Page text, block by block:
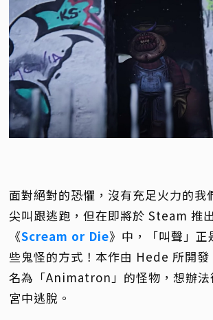
面對絕對的恐懼，沒有充足火力的我
尖叫跟逃跑，但在即將於 Steam 推
《Scream or Die》中，「叫聲」正
些鬼怪的方式！本作由 Hede 所開
名為「Animatron」的怪物，想辦法
宮中逃脫。